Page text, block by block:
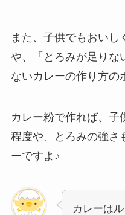
また、子供でもおいし
や、「とろみが足りな
ないカレーの作り方の
カレー粉で作れば、子
程度や、とろみの強さ
ーですよ♪
カレーは